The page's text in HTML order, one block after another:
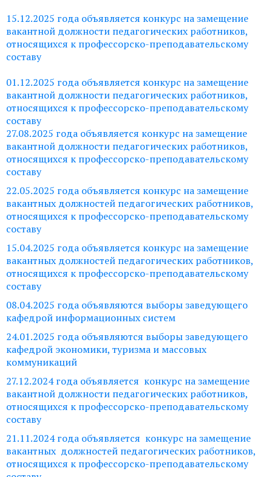
15.12.2025 года объявляется конкурс на замещение
вакантной должности педагогических работников,
относящихся к профессорско-преподавательскому
составу
01.12.2025 года объявляется конкурс на замещение
вакантной должности педагогических работников,
относящихся к профессорско-преподавательскому
составу
27.08.2025 года объявляется конкурс на замещение
вакантной должности педагогических работников,
относящихся к профессорско-преподавательскому
составу
22.05.2025 года объявляется конкурс на замещение
вакантных должностей педагогических работников,
относящихся к профессорско-преподавательскому
составу
15.04.2025 года объявляется конкурс на замещение
вакантных должностей педагогических работников,
относящихся к профессорско-преподавательскому
составу
08.04.2025 года объявляются выборы заведующего
кафедрой информационных систем
24.01.2025 года объявляются выборы заведующего
кафедрой экономики, туризма и массовых
коммуникаций
27.12.2024 года объявляется конкурс на замещение
вакантной должности педагогических работников,
относящихся к профессорско-преподавательскому
составу
21.11.2024 года объявляется конкурс на замещение
вакантных должностей педагогических работников,
относящихся к профессорско-преподавательскому